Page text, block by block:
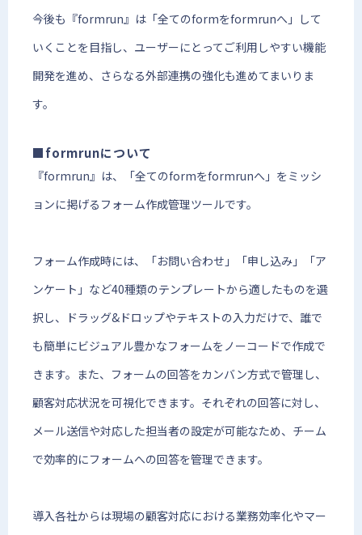
今後も『formrun』は「全てのformをformrunへ」して
いくことを目指し、ユーザーにとってご利用しやすい機能
開発を進め、さらなる外部連携の強化も進めてまいりま
す。
■formrunについて
『formrun』は、「全てのformをformrunへ」をミッシ
ョンに掲げるフォーム作成管理ツールです。
フォーム作成時には、「お問い合わせ」「申し込み」「ア
ンケート」など40種類のテンプレートから適したものを選
択し、ドラッグ&ドロップやテキストの入力だけで、誰で
も簡単にビジュアル豊かなフォームをノーコードで作成で
きます。また、フォームの回答をカンバン方式で管理し、
顧客対応状況を可視化できます。それぞれの回答に対し、
メール送信や対応した担当者の設定が可能なため、チーム
で効率的にフォームへの回答を管理できます。
導入各社からは現場の顧客対応における業務効率化やマー